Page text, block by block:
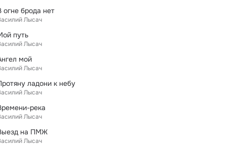
огне брода нет
Лысач
путь
Лысач
мой
Лысач
ладони к небу
Лысач
река
Лысач
на ПМЖ
Лысач